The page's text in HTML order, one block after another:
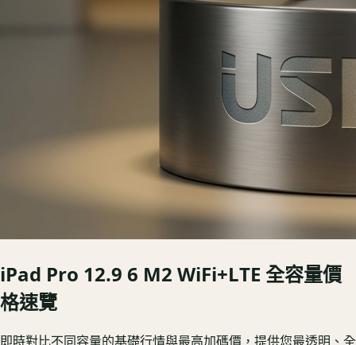
iPad Pro 12.9 6 M2 WiFi+LTE 全容量價
格速覽
即時對比不同容量的基礎行情與最高加碼價，提供您最透明、全